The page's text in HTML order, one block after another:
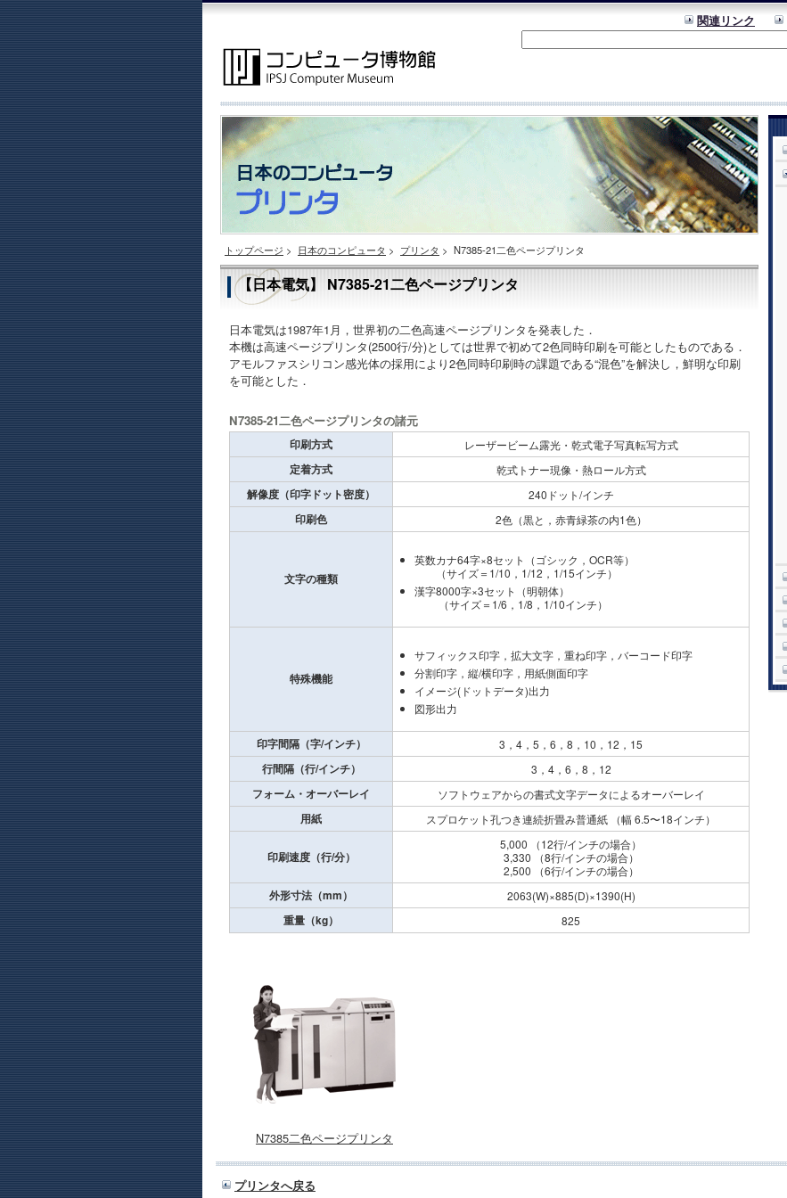
関連リンク
トップページ > 日本のコンピュータ > プリンタ > N7385-21二色ページプリンタ
【日本電気】 N7385-21二色ページプリンタ
日本電気は1987年1月，世界初の二色高速ページプリンタを発表した．
本機は高速ページプリンタ(2500行/分)としては世界で初めて2色同時印刷を可能としたものである．
アモルファスシリコン感光体の採用により2色同時印刷時の課題である“混色”を解決し，鮮明な印刷
を可能とした．
N7385-21二色ページプリンタの諸元
印刷方式 レーザービーム露光・乾式電子写真転写方式
定着方式 乾式トナー現像・熱ロール方式
解像度（印字ドット密度） 240ドット/インチ
印刷色 2色（黒と，赤青緑茶の内1色）
文字の種類
英数カナ64字×8セット（ゴシック，OCR等）
（サイズ＝1/10，1/12，1/15インチ）
漢字8000字×3セット（明朝体）
（サイズ＝1/6，1/8，1/10インチ）
特殊機能
サフィックス印字，拡大文字，重ね印字，バーコード印字
分割印字，縦/横印字，用紙側面印字
イメージ(ドットデータ)出力
図形出力
印字間隔（字/インチ） 3，4，5，6，8，10，12，15
行間隔（行/インチ） 3，4，6，8，12
フォーム・オーバーレイ ソフトウェアからの書式文字データによるオーバーレイ
用紙 スプロケット孔つき連続折畳み普通紙 （幅 6.5〜18インチ）
印刷速度（行/分）
5,000 （12行/インチの場合）
3,330 （8行/インチの場合）
2,500 （6行/インチの場合）
外形寸法（mm） 2063(W)×885(D)×1390(H)
重量（kg） 825
N7385二色ページプリンタ
プリンタへ戻る